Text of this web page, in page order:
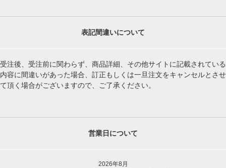
表記間違いについて
受注後、受注前に関わらず、商品詳細、その他サイトに記載されている
内容に間違いがあった場合、訂正もしくは一旦注文をキャンセルとさせ
て頂く場合がございますので、ご了承ください。
営業日について
2026年8月